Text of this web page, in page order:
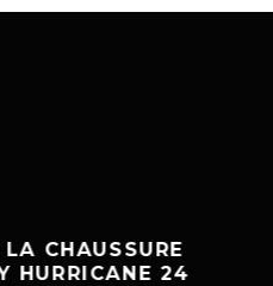
CHAUSSURE
HURRICANE 24